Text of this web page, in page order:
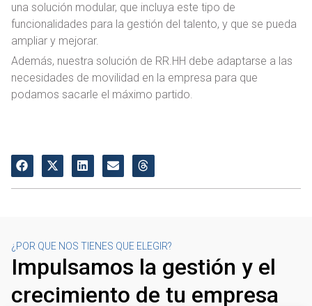
una solución modular, que incluya este tipo de
funcionalidades para la gestión del talento, y que se pueda
ampliar y mejorar.
Además, nuestra solución de RR.HH debe adaptarse a las
necesidades de movilidad en la empresa para que
podamos sacarle el máximo partido.
¿POR QUE NOS TIENES QUE ELEGIR?
Impulsamos la gestión y el
crecimiento de tu empresa